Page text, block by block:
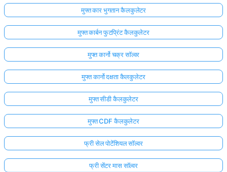
मुफ्त कार भुगतान कैलकुलेटर
मुफ्त कार्बन फुटप्रिंट कैलकुलेटर
मुफ्त कार्नो चक्र सॉल्वर
मुफ्त कार्नो दक्षता कैलकुलेटर
मुफ्त सीडी कैलकुलेटर
मुफ्त CDF कैलकुलेटर
फ्री सेल पोटेंशियल सॉल्वर
फ्री सेंटर मास सॉल्वर